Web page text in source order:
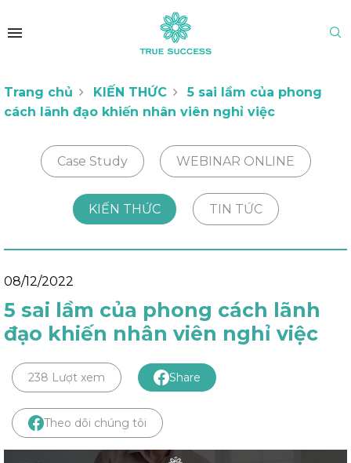
Trang chủ KIẾN THỨC
5 sai lầm của phong
cách lãnh đạo khiến nhân viên nghỉ việc
Case Study WEBINAR ONLINE
KIẾN THỨC TIN TỨC
08/12/2022
5 sai lầm của phong cách lãnh
đạo khiến nhân viên nghỉ việc
238 Lượt xem Share
Theo dõi chúng tôi